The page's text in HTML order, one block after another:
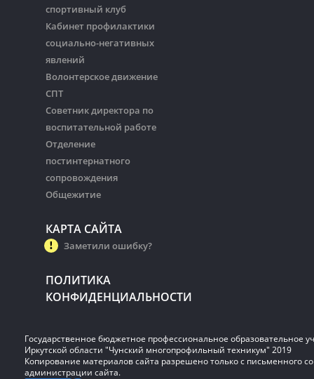
спортивный клуб
Кабинет профилактики
социально-негативных
явлений
Волонтерское движение
СПТ
Советник директора по
воспитательной работе
Отделение
постинтернатного
сопровождения
Общежитие
КАРТА САЙТА
Заметили ошибку?
ПОЛИТИКА
КОНФИДЕНЦИАЛЬНОСТИ
Государственное бюджетное профессиональное образовательное
Иркутской области "Чунский многопрофильный техникум" 2019
Копирование материалов сайта разрешено только с письменного
администрации сайта.